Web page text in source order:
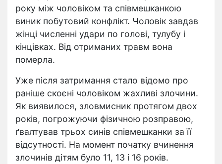
року між чоловіком та співмешканкою
виник побутовий конфлікт. Чоловік завдав
жінці численні удари по голові, тулубу і
кінцівках. Від отриманих травм вона
померла.
Уже після затримання стало відомо про
раніше скоєні чоловіком жахливі злочини.
Як виявилося, зловмисник протягом двох
років, погрожуючи фізичною розправою,
ґвалтував трьох синів співмешканки за її
відсутності. На момент початку вчинення
злочинів дітям було 11, 13 і 16 років.